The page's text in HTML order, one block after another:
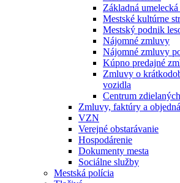
Základná umelecká
Mestské kultúrne
Mestský podnik
Nájomné zmluvy
Nájomné zmluvy
Kúpno predajné
Zmluvy o
vozidla
Centrum
Zmluvy, faktúry a
VZN
Verejné obstarávanie
Hospodárenie
Dokumenty mesta
Sociálne služby
Mestská polícia